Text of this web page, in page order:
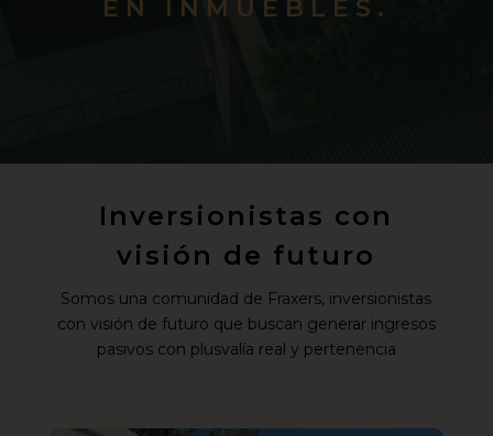
EN INMUEBLES.
Inversionistas con
visión de futuro
Somos una comunidad de Fraxers, inversionistas
con visión de futuro que buscan generar ingresos
pasivos con plusvalía real y pertenencia